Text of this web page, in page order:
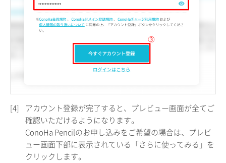
[4]
アカウント登録が完了すると、プレビュー画面が全てご
確認いただけるようになります。
ConoHa Pencilのお申し込みをご希望の場合は、プレビ
ュー画面下部に表示されている「さらに使ってみる」を
クリックします。